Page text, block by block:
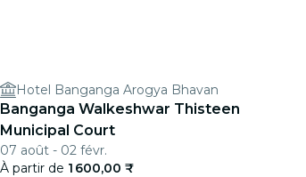
Hotel Banganga Arogya Bhavan
Banganga Walkeshwar Thisteen
Municipal Court
07 août - 02 févr.
À partir de 1 600,00 ₹